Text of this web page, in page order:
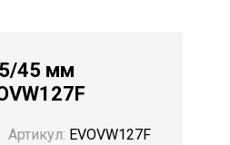
45 мм
Артикул: EVOVW127F